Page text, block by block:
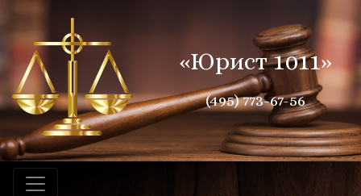
«Юрист 1011»
(495) 773-67-56